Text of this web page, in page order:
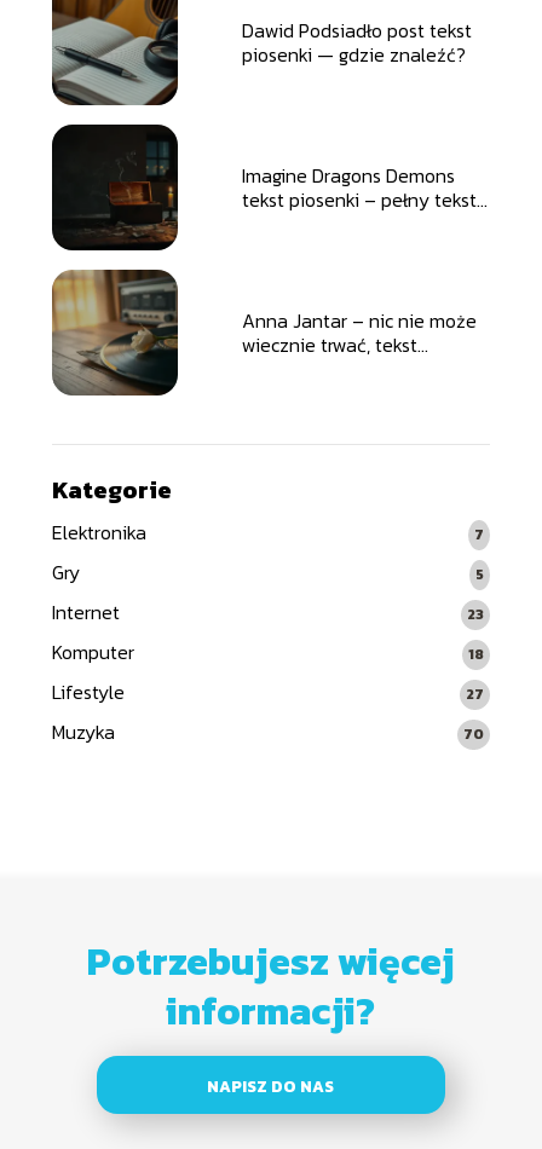
Dawid Podsiadło post tekst
piosenki — gdzie znaleźć?
Imagine Dragons Demons
tekst piosenki – pełny tekst i
Anna Jantar – nic nie może
wiecznie trwać, tekst
Kategorie
Elektronika 7
Gry 5
Internet 23
Komputer 18
Lifestyle 27
Muzyka 70
Potrzebujesz więcej
informacji?
NAPISZ DO NAS